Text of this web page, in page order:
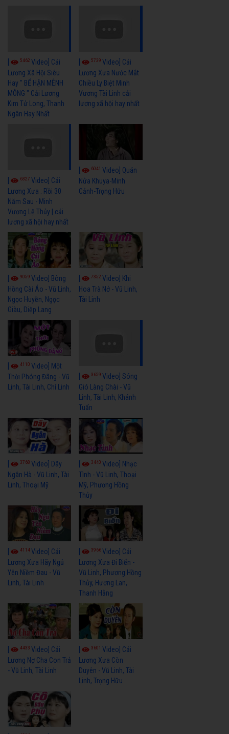
5462 Video] Cải
Lương Xã Hội Siêu
Hay " BỂ HẬN MÊNH
MÔNG " Cải Lương
Kim Tử Long, Thanh
Ngân Hay Nhất
5739Video] Cải
Lương Xưa Nước Mắt
Chiều Ly Biệt Minh
Vương Tài Linh cải
lương xã hội hay nhất
6327 Video] Cải
Lương Xưa : Rồi 30
Năm Sau - Minh
Vương Lệ Thủy | cải
lương xã hội hay nhất
6041Video] Quán
Nửa Khuya-Minh
Cảnh-Trọng Hữu
9059 Video] Bông
Hồng Cài Áo - Vũ Linh,
Ngọc Huyền, Ngọc
Giàu, Diệp Lang
7352Video] Khi
Hoa Trà Nở - Vũ Linh,
Tài Linh
4110 Video] Một
Thời Phóng Đãng - Vũ
Linh, Tài Linh, Chí Linh
3659Video] Sóng
Gió Làng Chài - Vũ
Linh, Tài Linh, Khánh
Tuấn
3768 Video] Dãy
Ngân Hà - Vũ Linh, Tài
Linh, Thoại Mỹ
3440Video] Nhạc
Tình - Vũ Linh, Thoại
Mỹ, Phương Hồng
Thủy
4114Video] Cải
Lương Xưa Hãy Ngủ
Yên Niềm Đau - Vũ
Linh, Tài Linh
3966Video] Cải
Lương Xưa Đi Biển -
Vũ Linh, Phương Hồng
Thủy, Hương Lan,
Thanh Hằng
4433 Video] Cải
Lương Nợ Cha Con Trả
- Vũ Linh, Tài Linh
3601Video] Cải
Lương Xưa Còn
Duyên - Vũ Linh, Tài
Linh, Trọng Hữu